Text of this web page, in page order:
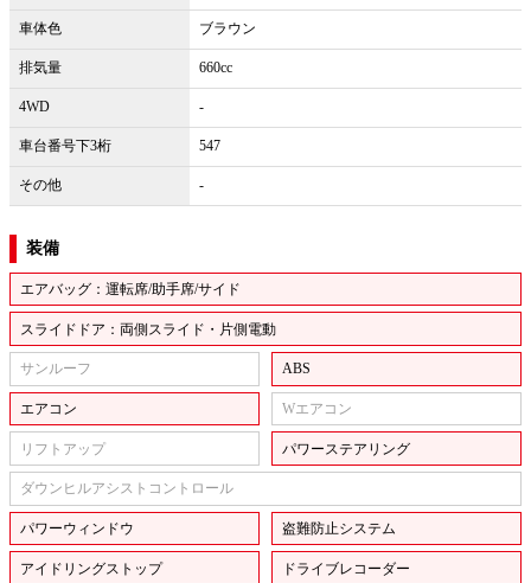
車体色 ブラウン
排気量 660cc
4WD -
車台番号下3桁 547
その他 -
装備
エアバッグ：運転席/助手席/サイド
スライドドア：両側スライド・片側電動
サンルーフ ABS
エアコン Wエアコン
リフトアップ パワーステアリング
ダウンヒルアシストコントロール
パワーウィンドウ 盗難防止システム
アイドリングストップ ドライブレコーダー